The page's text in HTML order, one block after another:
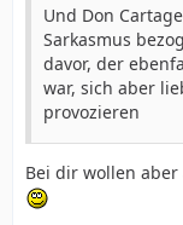
Und Don
Sarkasmus
davor, der
war, sich aber
provozieren
Bei dir wollen